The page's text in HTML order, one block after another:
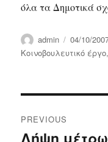
όλα τα Δημοτικά
Author
admin
Posted
on
04/10/
Κοινοβουλευτικό έργο
navigation
PREVIOUS
Previous